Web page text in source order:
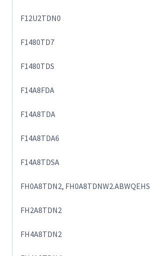
F12U2TDN0
F1480TD7
F1480TDS
F14A8FDA
F14A8TDA
F14A8TDA6
F14A8TDSA
FH0A8TDN2, FH0A8TDNW2.ABWQEHS
FH2A8TDN2
FH4A8TDN2